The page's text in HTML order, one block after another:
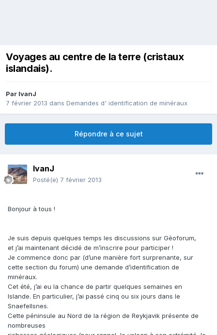
Voyages au centre de la terre (cristaux
islandais).
Par IvanJ
7 février 2013 dans Demandes d' identification de minéraux
Répondre à ce sujet
IvanJ
Posté(e) 7 février 2013
Bonjour à tous !
Je suis depuis quelques temps les discussions sur Géoforum,
et j’ai maintenant décidé de m’inscrire pour participer !
Je commence donc par (d’une manière fort surprenante, sur
cette section du forum) une demande d’identification de
minéraux.
Cet été, j’ai eu la chance de partir quelques semaines en
Islande. En particulier, j’ai passé cinq ou six jours dans le
Snaefellsnes.
Cette péninsule au Nord de la région de Reykjavik présente de
nombreuses